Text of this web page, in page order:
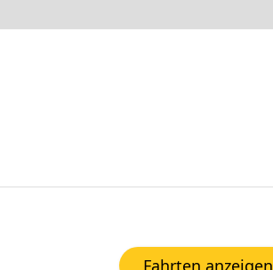
Fahrten anzeigen